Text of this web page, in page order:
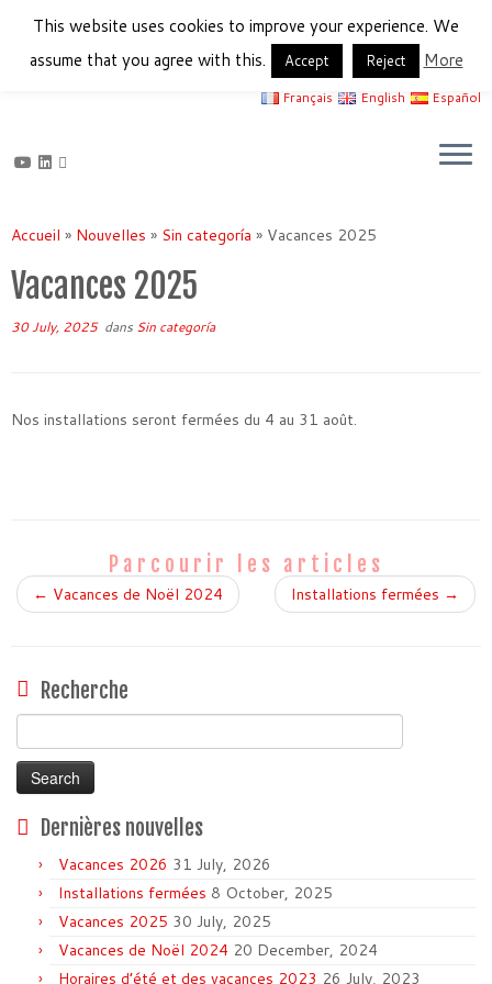
au
Español
English
Français
Accueil » Nouvelles » Sin categoría » Vacances 2025
Vacances 2025
30 July, 2025dans Sin categoría
Nos installations seront fermées du 4 au 31 août.
Parcourir les articles
← Vacances de Noël 2024 Installations fermées →
Recherche
for:
Dernières nouvelles
Vacances 2026 31 July, 2026
Installations fermées 8 October, 2025
Vacances 2025 30 July, 2025
Vacances de Noël 2024 20 December, 2024
Horaires d’été et des vacances 2023 26 July, 2023
This website uses cookies to improve your experience. We
assume that you agree with this.
Accept Reject More